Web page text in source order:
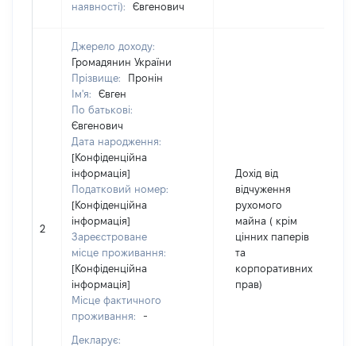
наявності):
Євгенович
2
Джерело доходу:
Громадянин України
Прізвище:
Пронін
Ім'я:
Євген
По батькові:
Євгенович
Дата народження:
[Конфіденційна
інформація]
Податковий номер:
[Конфіденційна
інформація]
Зареєстроване
місце проживання:
[Конфіденційна
інформація]
Місце фактичного
проживання:
-
Декларує:
Дохід від
відчуження
рухомого
майна ( крім
цінних паперів
та
корпоративних
прав)